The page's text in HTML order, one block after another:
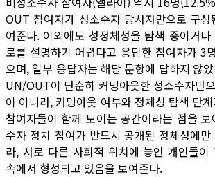
OUT 참여자가 성소수자 당사자만으로 구성
여준다. 이외에도 성정체성을 탐색 중이거
로를 설명하기 어렵다고 응답한 참여자가 3
으며, 일부 응답자는 해당 문항에 답하지 않
UN/OUT이 단순히 커밍아웃한 성소수자만
이 아니라, 커밍아웃 여부와 정체성 탐색 단
참여자들이 함께 모이는 공간이라는 점을
수자 정치 참여가 반드시 공개된 정체성에
라, 서로 다른 사회적 위치에 놓인 개인들이
속에서 형성되고 있음을 보여준다.